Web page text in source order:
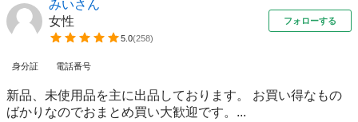
みいさん
女性
5.0(258)
フォローする
身分証 電話番号
新品、未使用品を主に出品しております。 お買い得なもの
ばかりなのでおまとめ買い大歓迎です。...